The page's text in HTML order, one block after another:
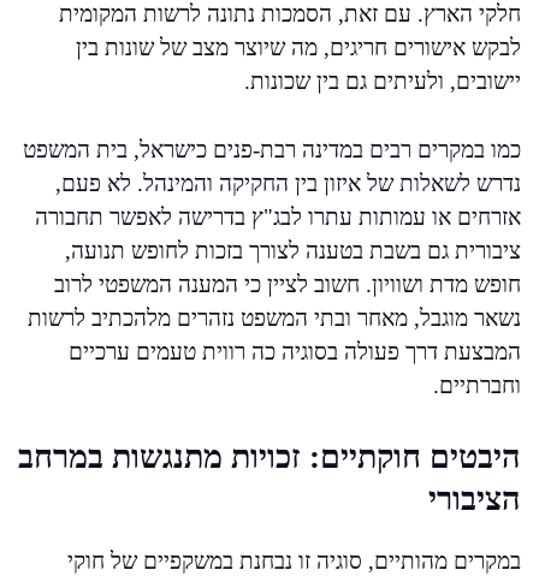
חלקי הארץ. עם זאת, הסמכות נתונה לרשות המקומית
לבקש אישורים חריגים, מה שיוצר מצב של שונות בין
יישובים, ולעיתים גם בין שכונות.
כמו במקרים רבים במדינה רבת-פנים כישראל, בית המשפט
נדרש לשאלות של איזון בין החקיקה והמינהל. לא פעם,
אזרחים או עמותות עתרו לבג"ץ בדרישה לאפשר תחבורה
ציבורית גם בשבת בטענה לצורך בזכות לחופש תנועה,
חופש מדת ושוויון. חשוב לציין כי המענה המשפטי לרוב
נשאר מוגבל, מאחר ובתי המשפט נזהרים מלהכתיב לרשות
המבצעת דרך פעולה בסוגיה כה רווית טעמים ערכיים
וחברתיים.
היבטים חוקתיים: זכויות מתנגשות במרחב
הציבורי
במקרים מהותיים, סוגיה זו נבחנת במשקפיים של חוקי